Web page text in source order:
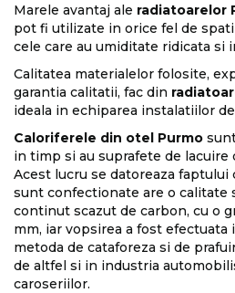
Marele avantaj ale radiatoarelor
pot fi utilizate in orice fel de
cele care au umiditate ridicata si
Calitatea materialelor folosite,
garantia calitatii, fac din
ideala in echiparea instalatiilor
Caloriferele din otel Purmo
in timp si au suprafete de lacuire
Acest lucru se datoreaza faptului
sunt confectionate are o calitate
continut scazut de carbon, cu o
mm, iar vopsirea a fost
metoda de cataforeza si de
de altfel si in industria
caroseriilor.